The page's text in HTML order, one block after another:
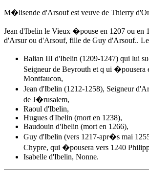
M�lisende d'Arsouf est veuve de Thierry
Jean d'Ibelin le Vieux �pouse en 1207 ou en
d'Arsur ou d'Arsouf, fille de Guy d'Arsouf..
Balian III d'Ibelin (1209-1247) qui lui
Seigneur de Beyrouth et q ui �pousera
Montfaucon,
Jean d'Ibelin (1212-1258), Seigneur
de J�rusalem,
Raoul d'Ibelin,
Hugues d'Ibelin (mort en 1238),
Baudouin d'Ibelin (mort en 1266),
Guy d'Ibelin (vers 1217-apr�s mai
Chypre, qui �pousera vers 1240
Isabelle d'Ibelin, Nonne.